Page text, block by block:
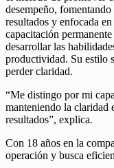
desempeño,
resultados y enfocada
capacitación
desarrollar las
productividad. Su estilo
perder claridad.
“Me distingo por mi
manteniendo la claridad
resultados”, explica.
Con 18 años en la
operación y busca